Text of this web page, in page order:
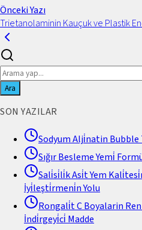
Önceki Yazı
Trietanolaminin Kauçuk ve Plastik
Ara
SON YAZILAR
Sodyum Alji̇natin
Sığır Besleme Yemi̇
Sali̇si̇li̇k Asi̇t Yem
İyi̇leşti̇rmeni̇n Yolu
Rongali̇t C Boyalarin
İndi̇rgeyi̇ci̇ Madde